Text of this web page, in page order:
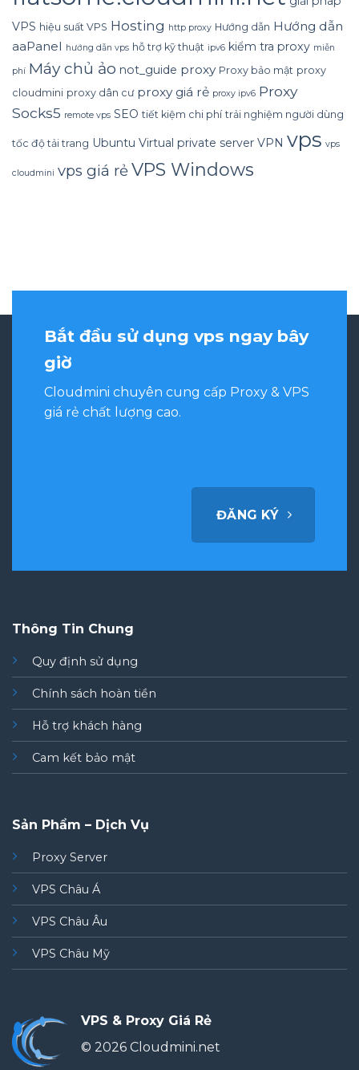
VPS hiệu suất VPS Hosting http proxy Hướng dẫn Hướng dẫn
aaPanel hướng dẫn vps hỗ trợ kỹ thuật ipv6 kiểm tra proxy miễn
phí Máy chủ ảo not_guide proxy Proxy bảo mật proxy
cloudmini proxy dân cư proxy giá rẻ proxy ipv6 Proxy
Socks5 remote vps SEO tiết kiệm chi phí trải nghiệm người dùng
tốc độ tải trang Ubuntu Virtual private server VPN vps vps
cloudmini vps giá rẻVPS Windows
Bắt đầu sử dụng vps ngay bây
giờ
Cloudmini chuyên cung cấp Proxy & VPS
giá rẻ chất lượng cao.
ĐĂNG KÝ
Thông Tin Chung
Quy định sử dụng
Chính sách hoàn tiền
Hỗ trợ khách hàng
Cam kết bảo mật
Sản Phẩm – Dịch Vụ
Proxy Server
VPS Châu Á
VPS Châu Âu
VPS Châu Mỹ
VPS & Proxy Giá Rẻ
© 2026 Cloudmini.net